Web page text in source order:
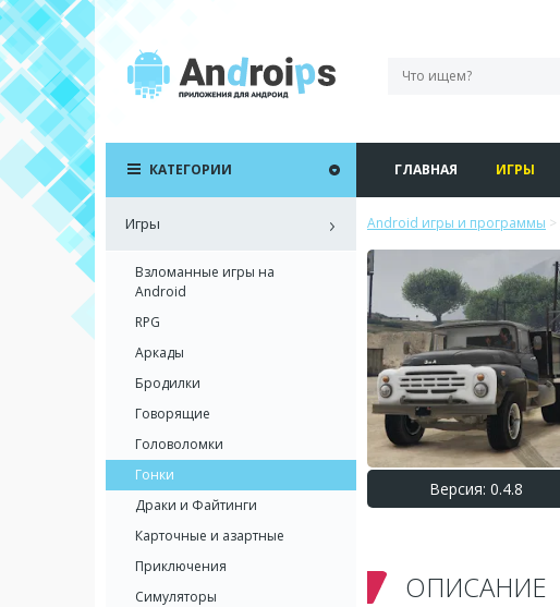
ГЛАВНАЯ ИГРЫ
Android игры и программы >
Версия: 0.4.8
ОПИСАНИЕ
КАТЕГОРИИ
Игры
Взломанные игры на
Android
RPG
Аркады
Бродилки
Говорящие
Головоломки
Гонки
Драки и Файтинги
Карточные и азартные
Приключения
Симуляторы